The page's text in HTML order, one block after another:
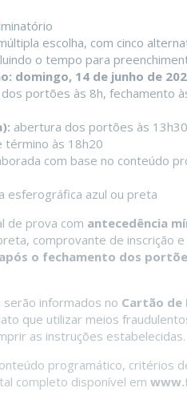
escolha, com cinco
o tempo para
domingo, 14 de junho de
portões às 8h, fechamento
abertura dos portões às
término às 18h20
com base no conteúdo
esferográfica azul ou preta
de prova com antecedência
comprovante de inscrição
o fechamento dos
serão informados no Cartão de
que utilizar meios
as instruções estabelecidas.
programático, critérios
completo disponível em